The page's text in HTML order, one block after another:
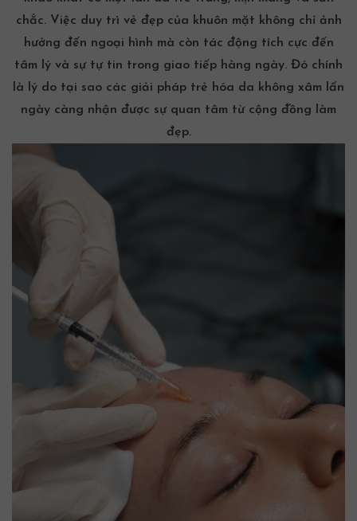
chắc. Việc duy trì vẻ đẹp của khuôn mặt không chỉ ảnh
hưởng đến ngoại hình mà còn tác động tích cực đến
tâm lý và sự tự tin trong giao tiếp hàng ngày. Đó chính
là lý do tại sao các giải pháp trẻ hóa da không xâm lấn
ngày càng nhận được sự quan tâm từ cộng đồng làm
đẹp.